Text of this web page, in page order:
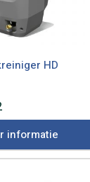
HD
informatie